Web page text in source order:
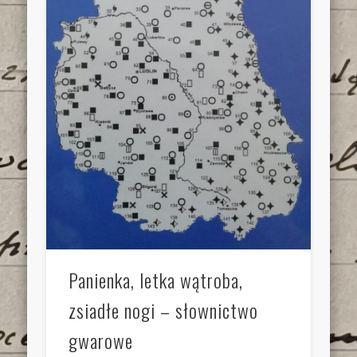
Panienka, letka wątroba,
zsiadłe nogi – słownictwo
gwarowe